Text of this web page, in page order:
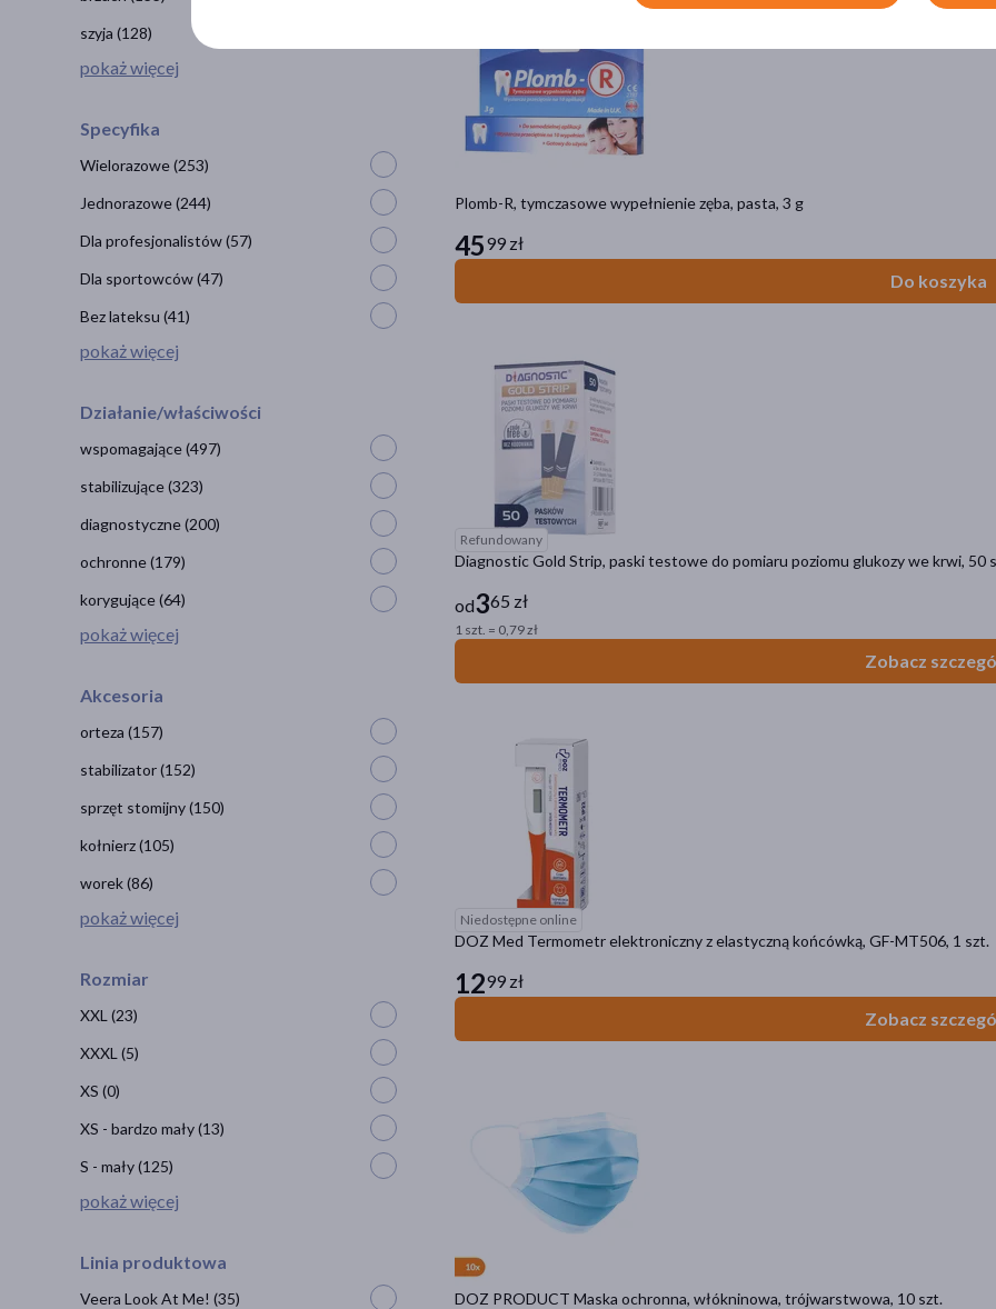
Plomb-R, tymczasowe wypełnienie zęba, pasta, 3 g
4599 zł
Do koszyka
Refundowany
Diagnostic Gold Strip, paski testowe do pomiaru poziomu glukozy we krwi, 50
od365 zł
1 szt. = 0,79 zł
Zobacz
Niedostępne online
DOZ Med Termometr elektroniczny z elastyczną końcówką, GF-MT506, 1 szt.
1299 zł
Zobacz
DOZ PRODUCT Maska ochronna, włókninowa, trójwarstwowa, 10 szt.
szyja (128)
pokaż więcej
Specyfika
Wielorazowe(253)
Jednorazowe(244)
Dla profesjonalistów(57)
Dla sportowców(47)
Bez lateksu (41)
pokaż więcej
Działanie/właściwości
wspomagające(497)
stabilizujące(323)
diagnostyczne(200)
ochronne(179)
korygujące(64)
pokaż więcej
Akcesoria
orteza (157)
stabilizator(152)
sprzęt stomijny(150)
kołnierz(105)
worek(86)
pokaż więcej
Rozmiar
XXL (23)
XXXL (5)
XS (0)
XS - bardzo mały(13)
S - mały(125)
pokaż więcej
Linia produktowa
Veera Look At Me! (35)